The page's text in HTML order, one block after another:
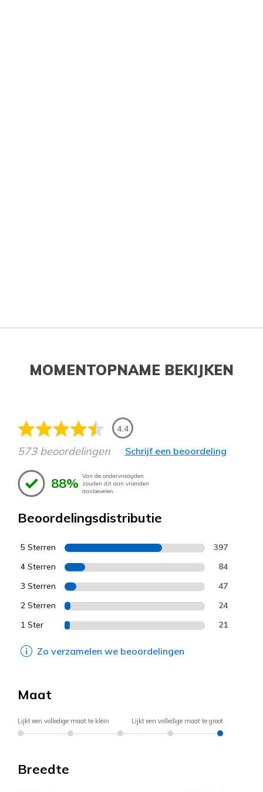
MOMENTOPNAME BEKIJKEN
4.4
573 beoordelingen Schrijf een beoordeling
88% Van de ondervraagden
zouden dit aan vrienden
aanbevelen.
Beoordelingsdistributie
5 Sterren 397
4 Sterren 84
3 Sterren 47
2 Sterren 24
1 Ster 21
Zo verzamelen we beoordelingen
Maat
Lijkt een volledige maat te klein Lijkt een volledige maat te groot
Breedte